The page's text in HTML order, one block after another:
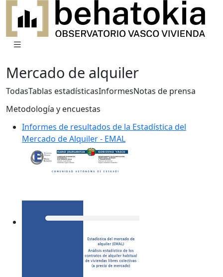
Mercado de alquiler
TodasTablas estadísticasInformesNotas de prensa
Metodología y encuestas
Informes de resultados de la Estadística del
Mercado de Alquiler - EMAL